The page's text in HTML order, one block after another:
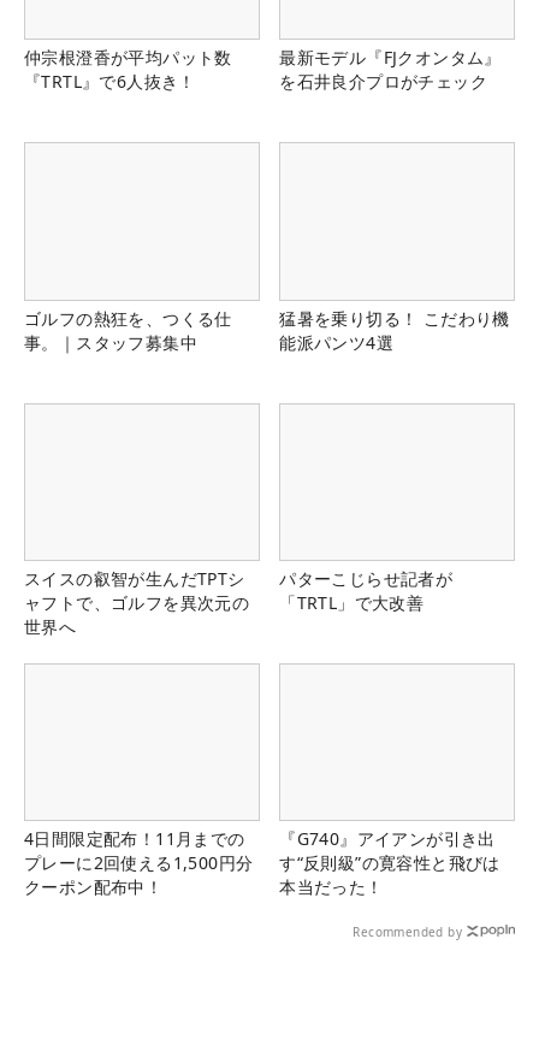
仲宗根澄香が平均パット数
『TRTL』で6人抜き！
最新モデル『FJクオンタム』
を石井良介プロがチェック
ゴルフの熱狂を、つくる仕
事。｜スタッフ募集中
猛暑を乗り切る！ こだわり機
能派パンツ4選
スイスの叡智が生んだTPTシ
ャフトで、ゴルフを異次元の
世界へ
パターこじらせ記者が
「TRTL」で大改善
4日間限定配布！11月までの
プレーに2回使える1,500円分
クーポン配布中！
『G740』アイアンが引き出
す“反則級”の寛容性と飛びは
本当だった！
Recommended by